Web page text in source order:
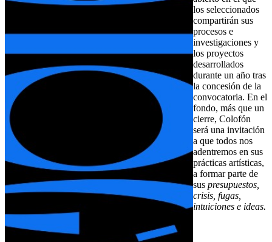
los seleccionados
compartirán sus
procesos e
investigaciones y
los proyectos
desarrollados
durante un año tras
la concesión de la
convocatoria. En el
fondo, más que un
cierre, Colofón
será una invitación
a que todos nos
adentremos en sus
prácticas artísticas,
a formar parte de
sus presupuestos,
crisis, fugas,
intuiciones e ideas.